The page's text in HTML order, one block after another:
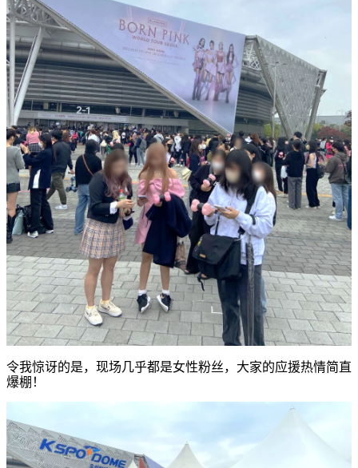
令我惊讶的是，现场几乎都是女性粉丝，大家的应援热情简直
爆棚！